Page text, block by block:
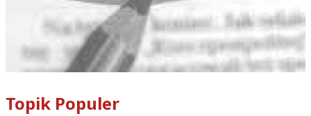
Topik Populer